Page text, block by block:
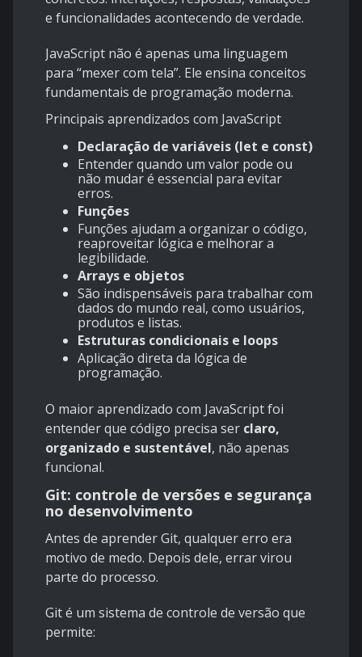
e funcionalidades acontecendo de verdade.
JavaScript não é apenas uma linguagem
para “mexer com tela”. Ele ensina conceitos
fundamentais de programação moderna.
Principais aprendizados com JavaScript
Declaração de variáveis (let e const)
Entender quando um valor pode ou
não mudar é essencial para evitar
erros.
Funções
Funções ajudam a organizar o código,
reaproveitar lógica e melhorar a
legibilidade.
Arrays e objetos
São indispensáveis para trabalhar com
dados do mundo real, como usuários,
produtos e listas.
Estruturas condicionais e loops
Aplicação direta da lógica de
programação.
O maior aprendizado com JavaScript foi
entender que código precisa ser claro,
organizado e sustentável, não apenas
funcional.
Git: controle de versões e segurança
no desenvolvimento
Antes de aprender Git, qualquer erro era
motivo de medo. Depois dele, errar virou
parte do processo.
Git é um sistema de controle de versão que
permite: